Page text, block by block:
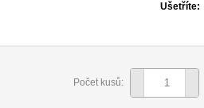
Ušetříte:
Počet kusů: